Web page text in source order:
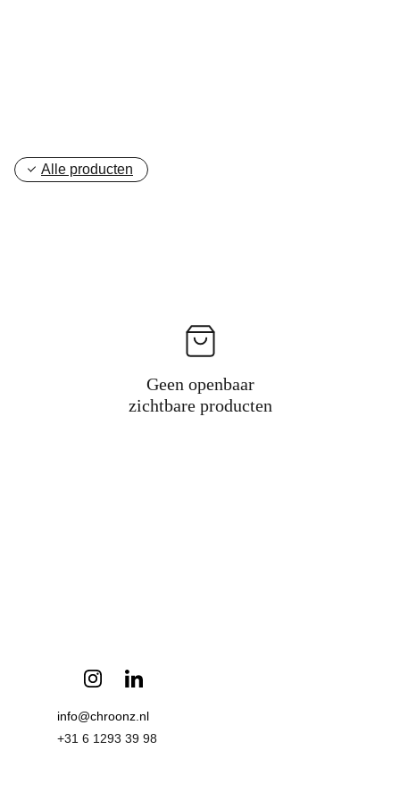
Alle producten
Geen openbaar
zichtbare producten
info@chroonz.nl
+31 6 1293 39 98